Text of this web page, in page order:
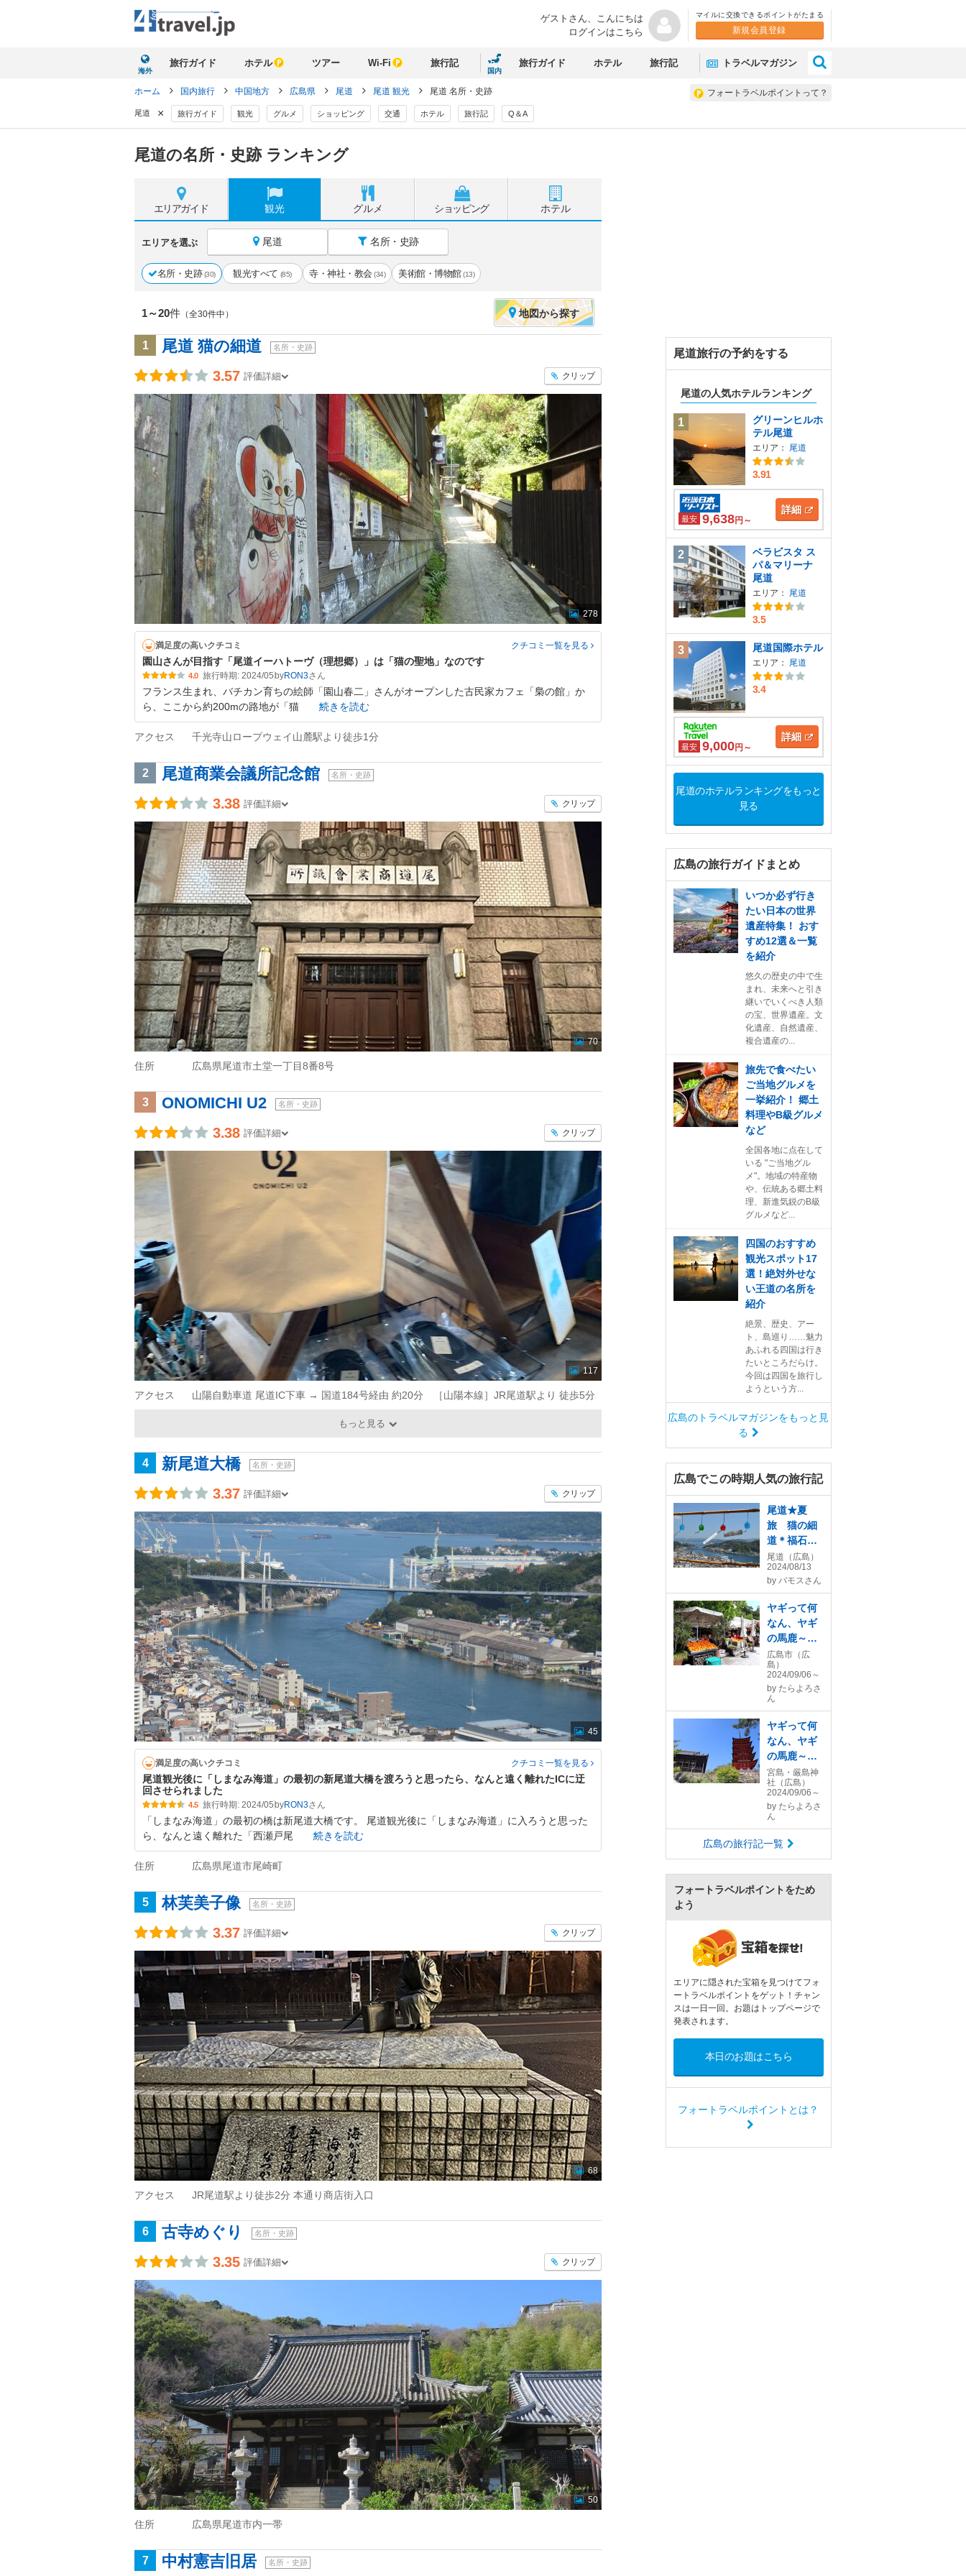
ゲストさん、 こんにちは
ログインはこちら
マイルに交換できるポイントがたまる
新規会員登録
海外
旅行ガイド ホテル ツアー Wi-Fi 旅行記
国内
旅行ガイド ホテル 旅行記 トラベルマガジン
フォートラベルポイントって？
ホーム 国内旅行 中国地方 広島県 尾道 尾道 観光 尾道 名所・史跡
尾道 × 旅行ガイド 観光 グルメ ショッピング 交通 ホテル 旅行記 Q＆A
尾道の名所・史跡 ランキング
エリアガイド 観光 グルメ ショッピング ホテル
エリアを選ぶ 尾道 名所・史跡
名所・史跡 (30) 観光すべて (85) 寺・神社・教会 (34) 美術館・博物館 (13)
1～20件 （全30件中） 地図から探す
1 尾道 猫の細道 名所・史跡
3.57 評価詳細 クリップ
278
満足度の高いクチコミ クチコミ一覧を見る
園山さんが目指す「尾道イーハトーヴ（理想郷）」は「猫の聖地」なのです
4.0 旅行時期: 2024/05 byRON3
フランス生まれ、バチカン育ちの絵師「園山春二」さんがオープンした古民家カフェ「梟の館」か
ら、ここから約200mの路地が「猫
続きを読む
アクセス 千光寺山ロープウェイ山麓駅より徒歩1分
2 尾道商業会議所記念館 名所・史跡
3.38 評価詳細 クリップ
70
住所 広島県尾道市土堂一丁目8番8号
3 ONOMICHI U2 名所・史跡
3.38 評価詳細 クリップ
117
アクセス 山陽自動車道 尾道IC下車 → 国道184号経由 約20分 ［山陽本線］JR尾道駅より 徒歩5分
もっと見る
4 新尾道大橋 名所・史跡
3.37 評価詳細 クリップ
45
満足度の高いクチコミ クチコミ一覧を見る
尾道観光後に「しまなみ海道」の最初の新尾道大橋を渡ろうと思ったら、なんと遠く離れたICに迂
回させられました
4.5 旅行時期: 2024/05 byRON3
「しまなみ海道」の最初の橋は新尾道大橋です。 尾道観光後に「しまなみ海道」に入ろうと思った
ら、なんと遠く離れた「西瀬戸尾
続きを読む
住所 広島県尾道市尾崎町
5 林芙美子像 名所・史跡
3.37 評価詳細 クリップ
68
アクセス JR尾道駅より徒歩2分 本通り商店街入口
6 古寺めぐり 名所・史跡
3.35 評価詳細 クリップ
50
住所 広島県尾道市内一帯
7 中村憲吉旧居 名所・史跡
尾道旅行の予約をする
尾道の人気ホテルランキング
1
グリーンヒルホ
テル尾道
エリア： 尾道
3.91
最安 9,638円～
詳細
2
ベラビスタ ス
パ＆マリーナ
尾道
エリア： 尾道
3.5
3 尾道国際ホテル
エリア： 尾道
3.4
最安 9,000円～
詳細
尾道のホテルランキングをもっと
見る
広島の旅行ガイドまとめ
いつか必ず行き
たい日本の世界
遺産特集！ おす
すめ12選＆一覧
を紹介
悠久の歴史の中で生
まれ、未来へと引き
継いでいくべき人類
の宝、世界遺産。文
化遺産、自然遺産、
複合遺産の...
旅先で食べたい
ご当地グルメを
一挙紹介！ 郷土
料理やB級グルメ
など
全国各地に点在して
いる "ご当地グル
メ"。地域の特産物
や、伝統ある郷土料
理、新進気鋭のB級
グルメなど...
四国のおすすめ
観光スポット17
選！絶対外せな
い王道の名所を
紹介
絶景、歴史、アー
ト、島巡り……魅力
あふれる四国は行き
たいところだらけ。
今回は四国を旅行し
ようという方...
広島のトラベルマガジンをもっと見
る
広島でこの時期人気の旅行記
尾道★夏
旅 猫の細
道＊福石猫
神社＊艮神
社 福石猫
がいっぱい
(=^・^=)
尾道（広島）
2024/08/13
by バモスさん
ヤギって何
なん、ヤギ
の馬鹿～！
香港から広
島に変わっ
たけれど、
お好み焼で
始まりお好
み焼で終わ
る王道広島
旅(前編)原
爆ドームと
八昌♪
広島市（広
島）
2024/09/06～
by たらよろさ
ん
ヤギって何
なん、ヤギ
の馬鹿～！
香港から広
島に変わっ
たけれど、
宮島ロープ
ウェイで弥
山に上がる
王道広島旅
(中編)♪宮島
～魚魚一デ
宮島・厳島神
社（広島）
2024/09/06～
by たらよろさ
ん
広島の旅行記一覧
フォートラベルポイントをため
よう
エリアに隠された宝箱を見つけてフォ
ートラベルポイントをゲット！チャン
スは一日一回。お題はトップページで
発表されます。
本日のお題はこちら
フォートラベルポイントとは？